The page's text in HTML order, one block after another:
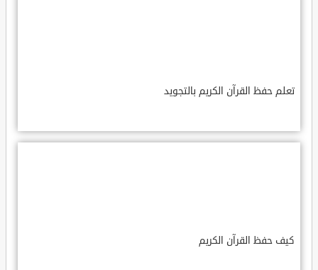
تعلم حفظ القرآن الكريم بالتجويد
كيف حفظ القرآن الكريم